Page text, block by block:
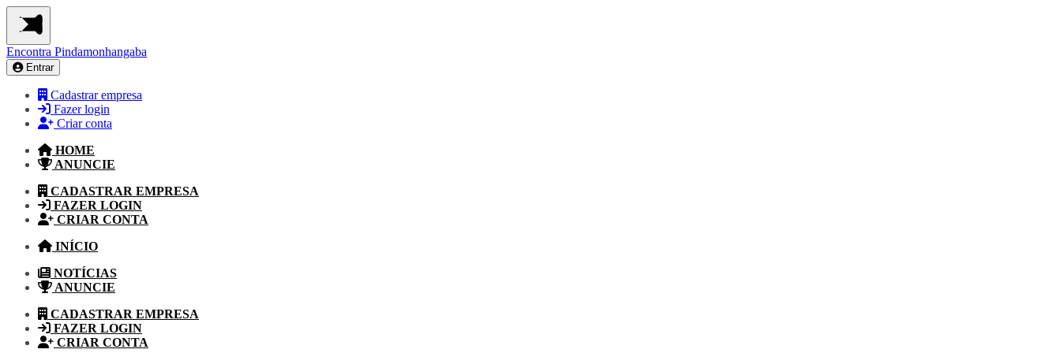
Encontra Pindamonhangaba
Entrar
Cadastrar empresa
Fazer login
Criar conta
HOME
ANUNCIE
CADASTRAR EMPRESA
FAZER LOGIN
CRIAR CONTA
INÍCIO
NOTÍCIAS
ANUNCIE
CADASTRAR EMPRESA
FAZER LOGIN
CRIAR CONTA